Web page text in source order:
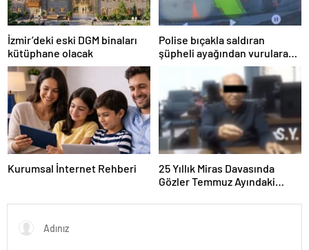
İzmir’deki eski DGM binaları
kütüphane olacak
Polise bıçakla saldıran
şüpheli ayağından vurularak
Kurumsal İnternet Rehberi
25 Yıllık Miras Davasında
Gözler Temmuz Ayındaki